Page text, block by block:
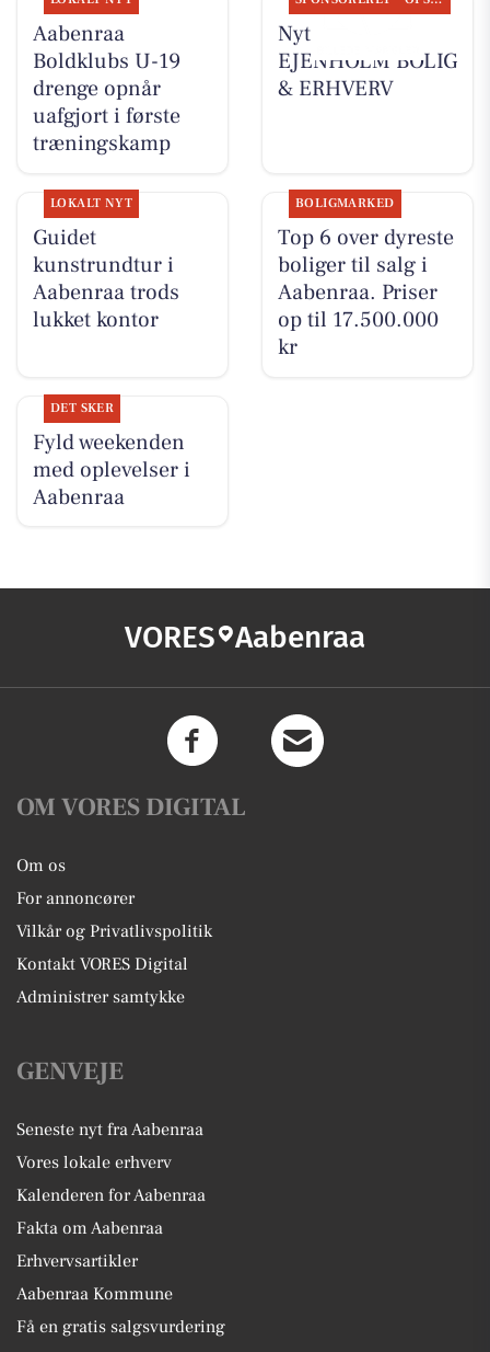
Aabenraa
Boldklubs U-19
drenge opnår
uafgjort i første
træningskamp
Nyt fra
EJENHOLM BOLIG
& ERHVERV
LOKALT NYT
Guidet
kunstrundtur i
Aabenraa trods
lukket kontor
BOLIGMARKED
Top 6 over dyreste
boliger til salg i
Aabenraa. Priser
op til 17.500.000
kr
DET SKER
Fyld weekenden
med oplevelser i
Aabenraa
VORES Aabenraa
OM VORES DIGITAL
Om os
For annoncører
Vilkår og Privatlivspolitik
Kontakt VORES Digital
Administrer samtykke
GENVEJE
Seneste nyt fra Aabenraa
Vores lokale erhverv
Kalenderen for Aabenraa
Fakta om Aabenraa
Erhvervsartikler
Aabenraa Kommune
Få en gratis salgsvurdering